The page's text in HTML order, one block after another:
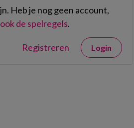
Heb je nog geen account,
de spelregels.
Registreren Login